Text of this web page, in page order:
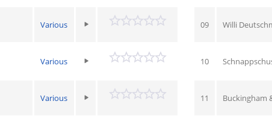
Various
Various
Various
09 Willi
10
11 Buckingham